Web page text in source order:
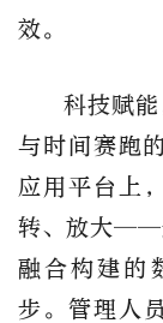
效。
科技赋
与时间赛跑
应用平台上
转、放大——
融合构建的
步。管理人